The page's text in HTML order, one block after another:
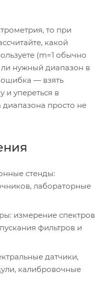
то при
какой
(m=1 обычно
нужный диапазон в
ошибка — взять
и упереться в
просто не
стенды:
лабораторные
измерение спектров
фильтров и
датчики,
калибровочные